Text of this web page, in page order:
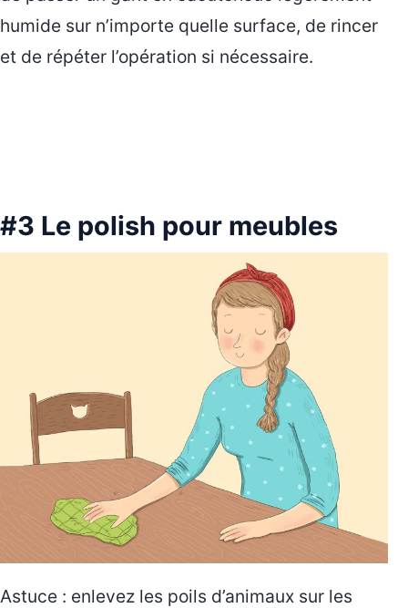
humide sur n’importe quelle surface, de rincer
et de répéter l’opération si nécessaire.
#3 Le polish pour meubles
Astuce : enlevez les poils d’animaux sur les